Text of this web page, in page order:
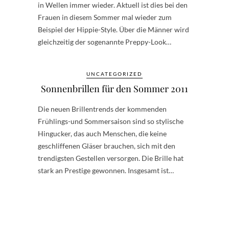
in Wellen immer wieder. Aktuell ist dies bei den
Frauen in diesem Sommer mal wieder zum
Beispiel der Hippie-Style. Über die Männer wird
gleichzeitig der sogenannte Preppy-Look…
UNCATEGORIZED
Sonnenbrillen für den Sommer 2011
Die neuen Brillentrends der kommenden
Frühlings-und Sommersaison sind so stylische
Hingucker, das auch Menschen, die keine
geschliffenen Gläser brauchen, sich mit den
trendigsten Gestellen versorgen. Die Brille hat
stark an Prestige gewonnen. Insgesamt ist…